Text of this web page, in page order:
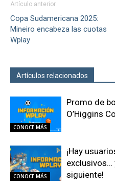
Artículo anterior
Copa Sudamericana 2025:
Mineiro encabeza las cuotas
Wplay
Artículos relacionados
CONOCE MÁS
Promo de
O’Higgins
CONOCE MÁS
¡Hay
exclusivos…
siguiente!